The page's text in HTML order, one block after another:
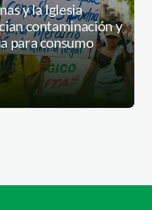
y la Iglesia
contaminación y
para consumo